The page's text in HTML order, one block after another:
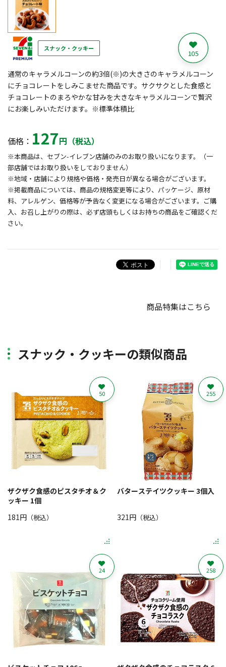
スナック・クッキー 105
通常のキャラメルコーンの約3倍(※)の大きさのキャラメルコーン
にチョコレートをしみこませた商品です。サクサクとした食感と
チョコレートのまろやかな甘みを大きなキャラメルコーンで贅沢
にお楽しみいただけます。※標準体積比
価格： 127円（税込）
※本商品は、セブン-イレブン店舗のみのお取り扱いになります。（一
部店舗ではお取り扱いをしておりません）
※地域・店舗により規格や価格・発売日が異なる場合がございます。
※掲載商品については、商品の規格変更等により、パッケージ、原材
料、アレルゲン、価格等が予告なく変更になる場合がございます。ご購
入、お召し上がりの際は、必ず店頭もしくはお持ちの商品をご確認くだ
さい。
商品特集はこちら
スナック・クッキーの類似商品
ザクザク食感のピスタチオ＆ク
ッキー 1個
181円 （税込）
50
バターステイツクッキー 3個入
321円（税込）
255
24 258